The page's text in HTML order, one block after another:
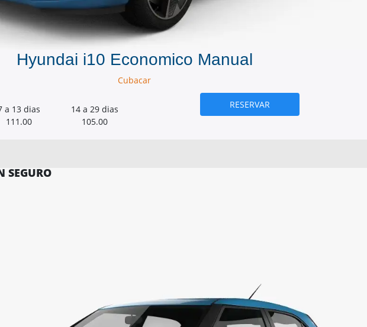
Hyundai i10 Economico Manual
Cubacar
a 13 dias
111.00
14 a 29 dias
105.00
RESERVAR
SEGURO